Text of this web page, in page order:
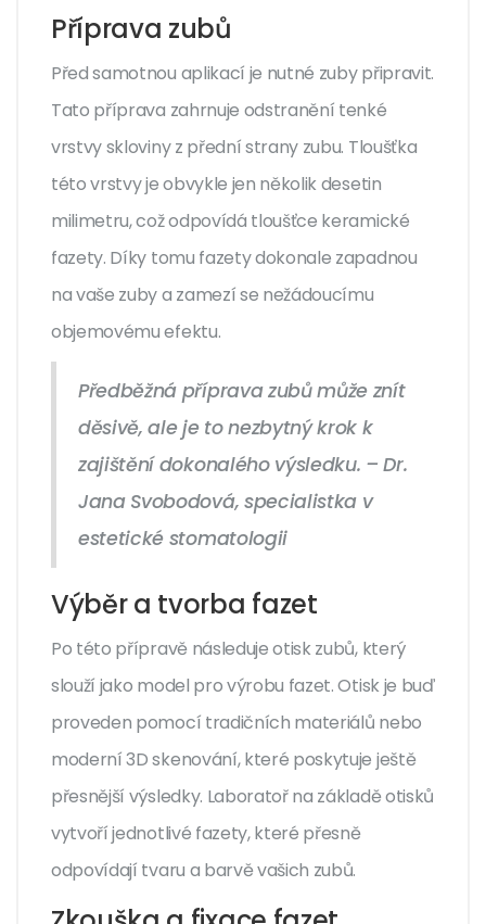
Příprava zubů
Před samotnou aplikací je nutné zuby připravit.
Tato příprava zahrnuje odstranění tenké
vrstvy skloviny z přední strany zubu. Tloušťka
této vrstvy je obvykle jen několik desetin
milimetru, což odpovídá tloušťce keramické
fazety. Díky tomu fazety dokonale zapadnou
na vaše zuby a zamezí se nežádoucímu
objemovému efektu.
Předběžná příprava zubů může znít
děsivě, ale je to nezbytný krok k
zajištění dokonalého výsledku. – Dr.
Jana Svobodová, specialistka v
estetické stomatologii
Výběr a tvorba fazet
Po této přípravě následuje otisk zubů, který
slouží jako model pro výrobu fazet. Otisk je buď
proveden pomocí tradičních materiálů nebo
moderní 3D skenování, které poskytuje ještě
přesnější výsledky. Laboratoř na základě otisků
vytvoří jednotlivé fazety, které přesně
odpovídají tvaru a barvě vašich zubů.